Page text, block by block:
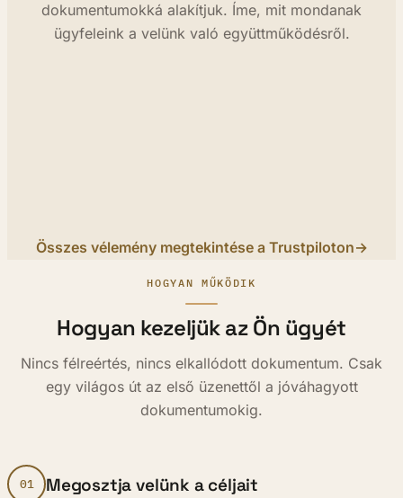
dokumentumokká alakítjuk. Íme, mit mondanak
ügyfeleink a velünk való együttműködésről.
Összes vélemény megtekintése a Trustpiloton→
HOGYAN MŰKÖDIK
Hogyan kezeljük az Ön ügyét
Nincs félreértés, nincs elkallódott dokumentum. Csak
egy világos út az első üzenettől a jóváhagyott
dokumentumokig.
01 Megosztja velünk a céljait